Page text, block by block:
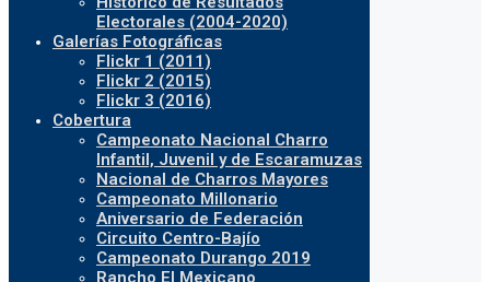
Electorales (2004-2020)
Galerías Fotográficas
Flickr 1 (2011)
Flickr 2 (2015)
Flickr 3 (2016)
Cobertura
Campeonato Nacional Charro
Infantil, Juvenil y de Escaramuzas
Nacional de Charros Mayores
Campeonato Millonario
Aniversario de Federación
Circuito Centro-Bajío
Campeonato Durango 2019
Rancho El Mexicano